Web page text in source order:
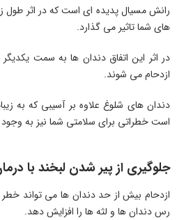
رانش مسیال پدیده ای است که در اثر طول
های شما تاثیر می گذارد.
در اثر این اتفاق دندان ها به سمت
ازدحام می شوند.
دندان های شلوغ علاوه بر آسیبی که به
است خطراتی برای سلامتی شما نیز به وجود
جلوگیری از پیر شدن لبخند با
ازدحام بیش از حد دندان ها می تواند خطر
رس دندان ها و لثه ها را افزایش دهد.